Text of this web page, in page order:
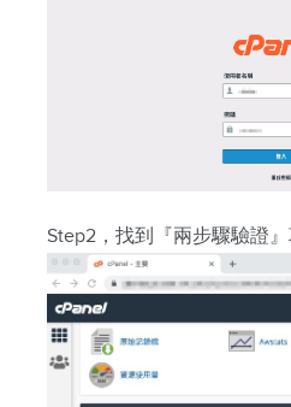
Step2，找到『兩步驟驗證』